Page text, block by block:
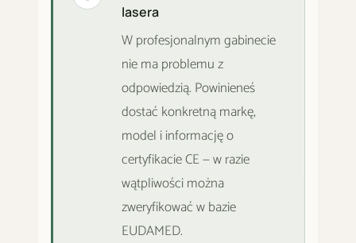
lasera
W profesjonalnym gabinecie
nie ma problemu z
odpowiedzią. Powinieneś
dostać konkretną markę,
model i informację o
certyfikacie CE — w razie
wątpliwości można
zweryfikować w bazie
EUDAMED.